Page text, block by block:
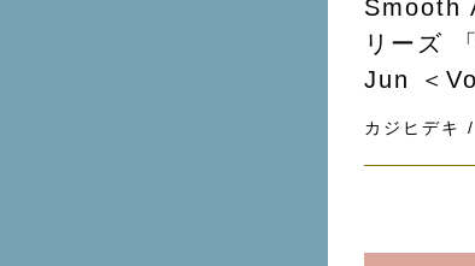
Smooth
リーズ
Jun ＜
カジヒデキ